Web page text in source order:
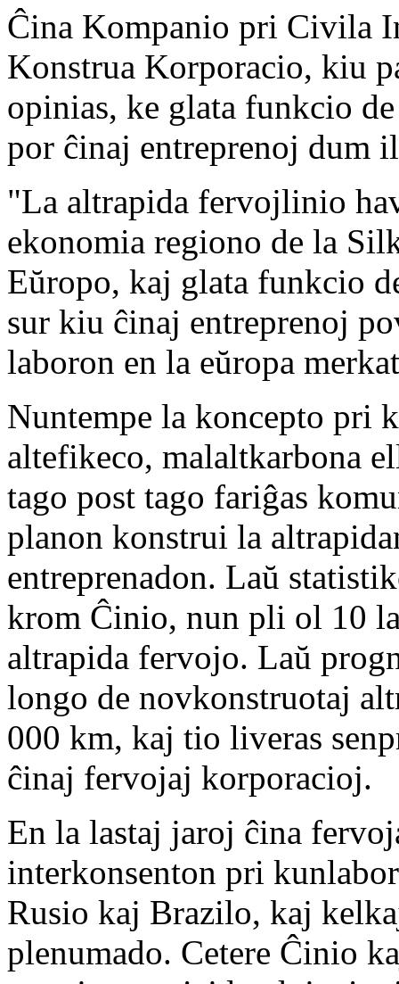
Ĉina Kompanio pri Civila
Konstrua Korporacio, kiu
opinias, ke glata funkcio
por ĉinaj entreprenoj dum
"La altrapida fervojlinio
ekonomia regiono de la
Eŭropo, kaj glata funkcio
sur kiu ĉinaj entreprenoj
laboron en la eŭropa
Nuntempe la koncepto pri
altefikeco, malaltkarbona
tago post tago fariĝas
planon konstrui la
entreprenadon. Laŭ
krom Ĉinio, nun pli ol 10
altrapida fervojo. Laŭ
longo de novkonstruotaj
000 km, kaj tio liveras
ĉinaj fervojaj korporacioj.
En la lastaj jaroj ĉina
interkonsenton pri
Rusio kaj Brazilo, kaj
plenumado. Cetere Ĉinio